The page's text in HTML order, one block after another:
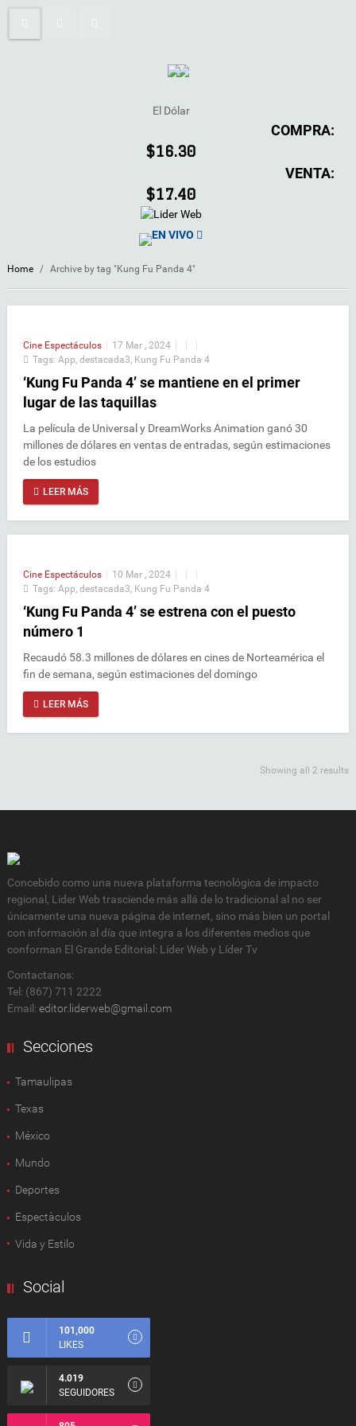
El Dólar
COMPRA:
$16.30
VENTA:
$17.40
EN VIVO
Home / Archive by tag "Kung Fu Panda 4"
Cine Espectáculos | 17 Mar , 2024 | |
|
Tags: App destacada3 Kung Fu Panda 4
‘Kung Fu Panda 4’ se mantiene en el primer
lugar de las taquillas
La película de Universal y DreamWorks Animation ganó 30
millones de dólares en ventas de entradas, según estimaciones
de los estudios
LEER MÁS
Cine Espectáculos | 10 Mar , 2024 | |
|
Tags: App destacada3 Kung Fu Panda 4
‘Kung Fu Panda 4’ se estrena con el puesto
número 1
Recaudó 58.3 millones de dólares en cines de Norteamérica el
fin de semana, según estimaciones del domingo
LEER MÁS
Showing all 2 results
Concebido como una nueva plataforma tecnológica de impacto
regional, Lider Web trasciende más allá de lo tradicional al no ser
únicamente una nueva página de internet, sino más bien un portal
con información al día que integra a los diferentes medios que
conforman El Grande Editorial: Líder Web y Líder Tv
Contactanos:
Tel: (867) 711 2222
Email: editor.liderweb@gmail.com
Secciones
Tamaulipas
Texas
México
Mundo
Deportes
Espectàculos
Vida y Estilo
Social
101,000
LIKES
4.019
SEGUIDORES